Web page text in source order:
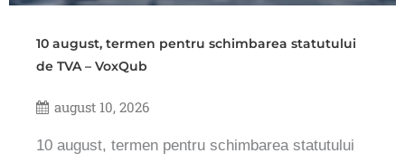
10 august, termen pentru schimbarea statutului
de TVA – VoxQub
august 10, 2026
10 august, termen pentru schimbarea statutului